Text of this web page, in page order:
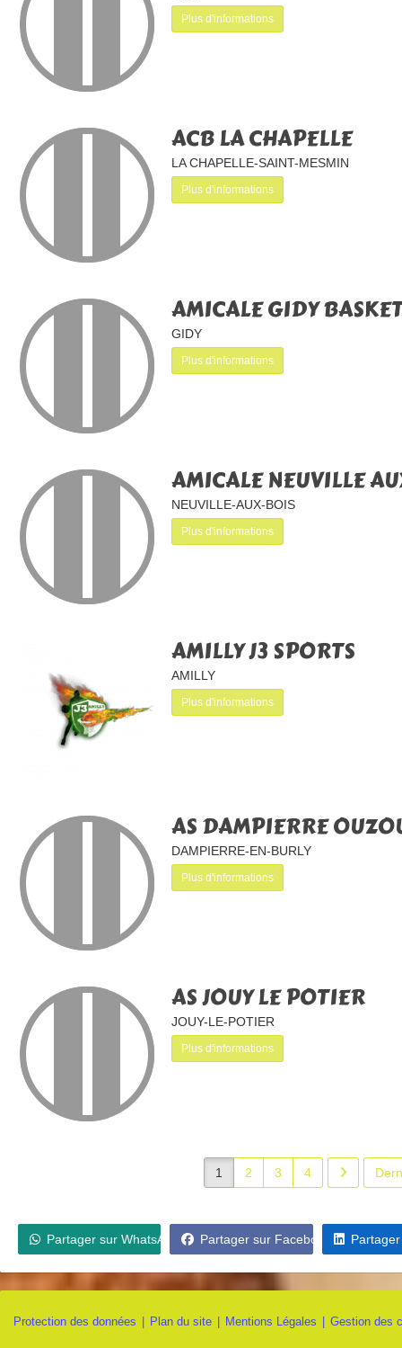
Plus d'informations
ACB LA CHAPELLE
LA CHAPELLE-SAINT-MESMIN
Plus d'informations
AMICALE GIDY
GIDY
Plus d'informations
AMICALE NEUVILLE
NEUVILLE-AUX-BOIS
Plus d'informations
AMILLY J3 SPORTS
AMILLY
Plus d'informations
AS DAMPIERRE
DAMPIERRE-EN-BURLY
Plus d'informations
AS JOUY LE POTIER
JOUY-LE-POTIER
Plus d'informations
1 2 3 4
Partager sur WhatsApp Partager sur Facebook
Protection des données Plan du site Mentions Légales Gestion des